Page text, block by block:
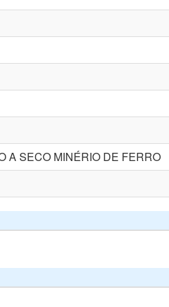
A SECO MINÉRIO DE FERRO